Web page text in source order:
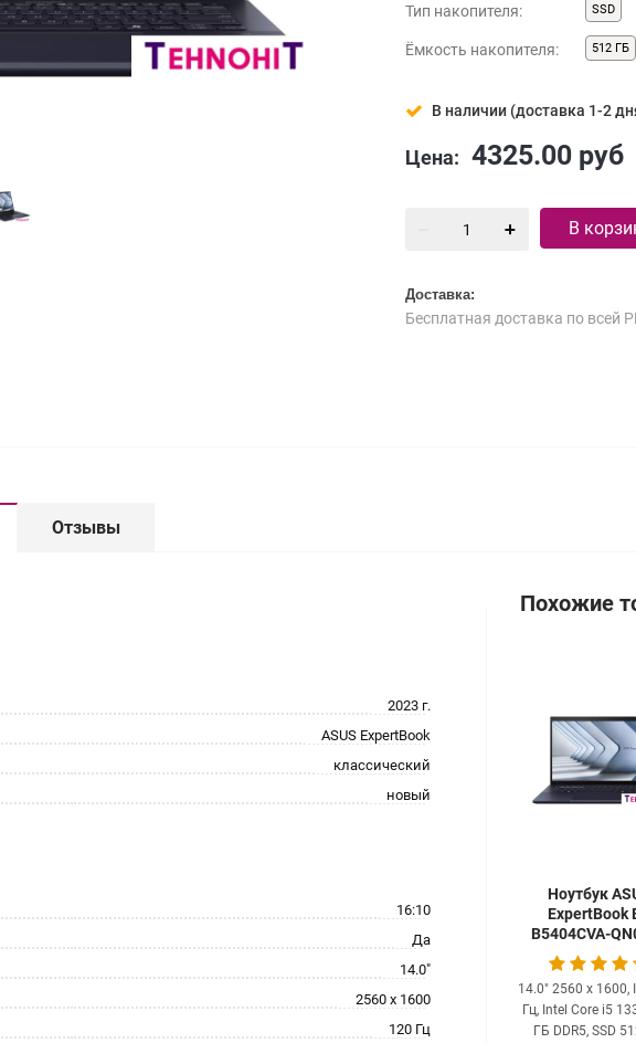
Тип накопителя: SSD
Ёмкость накопителя: 512 ГБ
В наличии (доставка 1-2
Цена: 4325.00 руб
В
Доставка:
Бесплатная доставка по всей
Отзывы
2023 г.
ASUS ExpertBook
классический
новый
16:10
Да
14.0"
2560 x 1600
120 Гц
Похожие
Ноутбук
ExpertBook
B5404CVA-
14.0" 2560 x 1600,
Гц, Intel Core i5
ГБ DDR5, SSD